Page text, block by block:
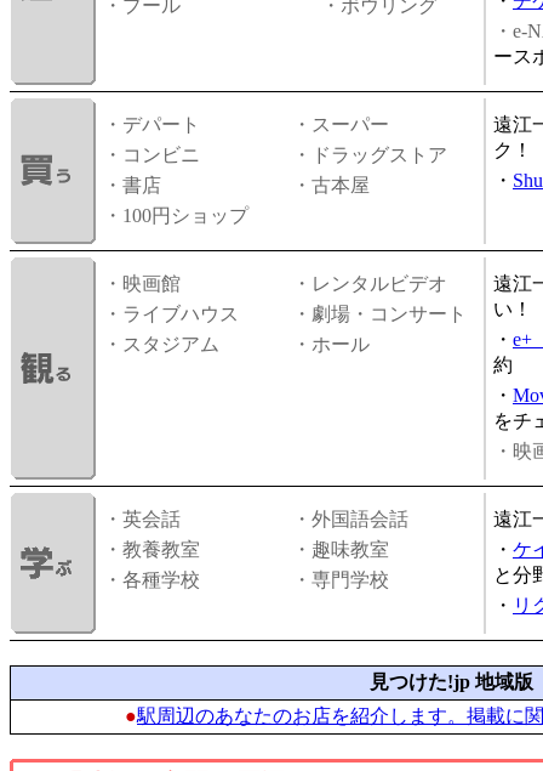
・プール
・ボウリング
・e-
ース
・デパート
・スーパー
・コンビニ
・ドラッグストア
・書店
・古本屋
・100円ショップ
遠江
ク！
・
・映画館
・レンタルビデオ
・ライブハウス
・劇場・コンサート
・スタジアム
・ホール
遠江
い！
・ e+
約
・
をチ
・映
・英会話
・外国語会話
・教養教室
・趣味教室
・各種学校
・専門学校
遠江
・ ケ
と分
・ リ
見つけた!jp 地域版
●駅周辺のあなたのお店を紹介します。掲載に